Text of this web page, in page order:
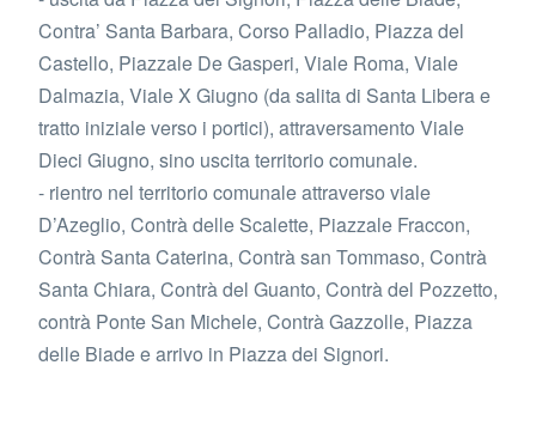
Contra’ Santa Barbara, Corso Palladio, Piazza del
Castello, Piazzale De Gasperi, Viale Roma, Viale
Dalmazia, Viale X Giugno (da salita di Santa Libera e
tratto iniziale verso i portici), attraversamento Viale
Dieci Giugno, sino uscita territorio comunale.
- rientro nel territorio comunale attraverso viale
D’Azeglio, Contrà delle Scalette, Piazzale Fraccon,
Contrà Santa Caterina, Contrà san Tommaso, Contrà
Santa Chiara, Contrà del Guanto, Contrà del Pozzetto,
contrà Ponte San Michele, Contrà Gazzolle, Piazza
delle Biade e arrivo in Piazza dei Signori.